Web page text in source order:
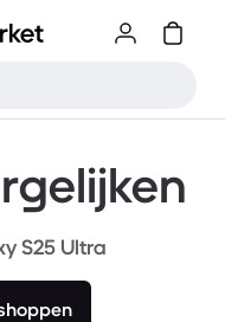
S25 Ultra